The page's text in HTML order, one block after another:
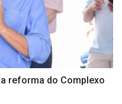
reforma do Complexo